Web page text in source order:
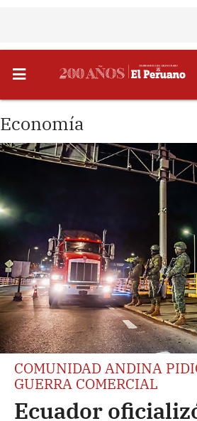
Economía
COMUNIDAD ANDINA
GUERRA COMERCIAL
Ecuador